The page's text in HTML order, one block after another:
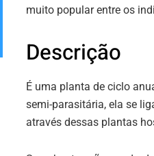
muito popular entre os
Descrição
É uma planta de ciclo
semi-parasitária, ela se
através dessas plantas